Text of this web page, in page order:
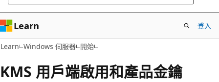
Learn 登入
Learn Windows 伺服器 開始
KMS 用戶端啟用和產品金鑰